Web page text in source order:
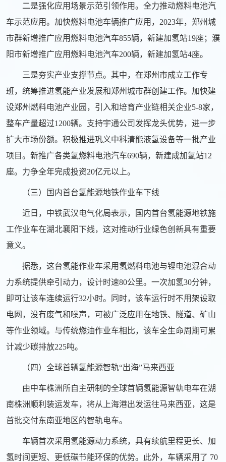
二是强化应用场景示范引领作用。全力推动燃料电池汽
车示范应用。加快燃料电池车辆推广应用，2023年，郑州城
市群新增推广应用燃料电池汽车855辆，新建加氢站19座；濮
阳市新增推广应用燃料电池汽车200辆，新建加氢站4座。
三是夯实产业支撑节点。其中，在郑州市成立工作专
班，统筹推进氢能产业发展和郑州城市群创建工作。加快建
设郑州燃料电池产业园，引入和培育产业链相关企业5-8家，
整车产量超过1200辆。支持宇通公司发挥龙头优势，进一步
扩大市场份额。积极推进巩义中科清能液氢设备等一批产业
项目。新推广各类氢燃料电池汽车690辆，新建成加氢站12
座。力争全年完成投资20亿元以上。
（三）国内首台氢能源地铁作业车下线
近日，中铁武汉电气化局表示，国内首台氢能源地铁施
工作业车在湖北襄阳下线，这对推动行业绿色创新具有重要
意义。
据悉，这台氢能作业车采用氢燃料电池与锂电池混合动
力系统提供牵引动力，设计时速80公里。一次加氢30分钟，
即可让该车连续运行32小时。同时，该车运行时不用架设取
电网，没有废气和噪声，可被广泛应用在地铁、隧道、矿山
等作业领域。与传统燃油作业车相比，该车全生命周期可累
计减少碳排放225吨。
（四）全球首辆氢能源智轨“出海”马来西亚
由中车株洲所自主研制的全球首辆氢能源智轨电车在湖
南株洲顺利装运发车，将从上海港出发运往马来西亚，这是
首批交付东南亚地区的智轨电车。
车辆首次采用氢能源动力系统，具有续航里程更长、加
氢时间更短、更低碳节能环保的优势。此外，车辆采用了 70